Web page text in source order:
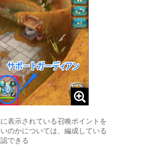
表示されている召喚ポイントを
のかについては、編成している
できる